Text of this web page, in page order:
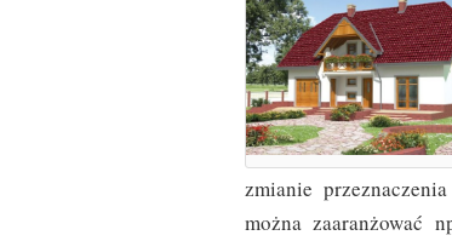
zmianie
można zaaranżować